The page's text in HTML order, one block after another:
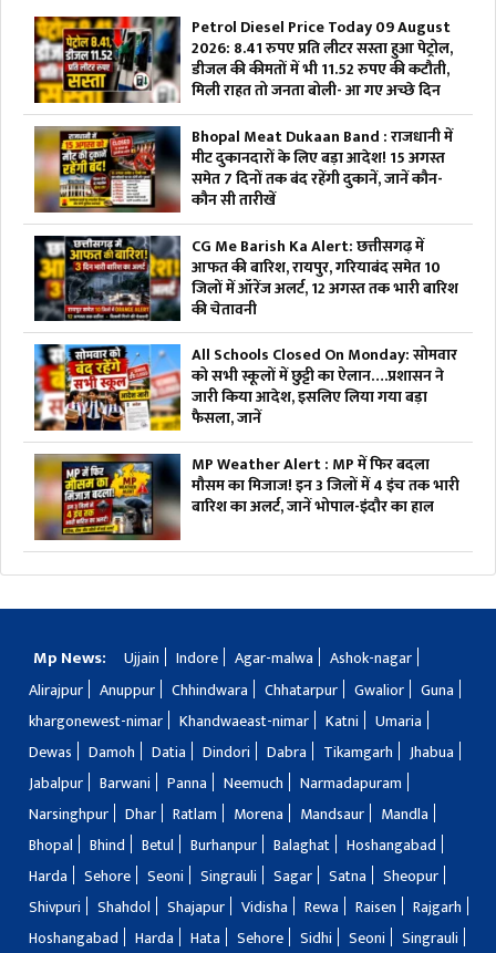
Petrol Diesel Price Today 09 August
2026: 8.41 रुपए प्रति लीटर सस्ता हुआ पेट्रोल,
डीजल की कीमतों में भी 11.52 रुपए की कटौती,
मिली राहत तो जनता बोली- आ गए अच्छे दिन
Bhopal Meat Dukaan Band : राजधानी में
मीट दुकानदारों के लिए बड़ा आदेश! 15 अगस्त
समेत 7 दिनों तक बंद रहेंगी दुकानें, जानें कौन-
कौन सी तारीखें
CG Me Barish Ka Alert: छत्तीसगढ़ में
आफत की बारिश, रायपुर, गरियाबंद समेत 10
जिलों में ऑरेंज अलर्ट, 12 अगस्त तक भारी बारिश
की चेतावनी
All Schools Closed On Monday: सोमवार
को सभी स्कूलों में छुट्टी का ऐलान….प्रशासन ने
जारी किया आदेश, इसलिए लिया गया बड़ा
फैसला, जानें
MP Weather Alert : MP में फिर बदला
मौसम का मिजाज! इन 3 जिलों में 4 इंच तक भारी
बारिश का अलर्ट, जानें भोपाल-इंदौर का हाल
Mp News: Ujjain Indore Agar-malwa
Ashok-nagar
Alirajpur
Anuppur Chhindwara Chhatarpur Gwalior
Guna
khargonewest-nimar
Khandwaeast-nimar Katni
Umaria
Dewas
Damoh Datia Dindori Dabra Tikamgarh
Jhabua
Jabalpur
Barwani Panna Neemuch
Narmadapuram
Narsinghpur
Dhar Ratlam Morena Mandsaur
Mandla
Bhopal
Bhind Betul Burhanpur Balaghat
Hoshangabad
Harda
Sehore Seoni Singrauli Sagar Satna
Sheopur
Shivpuri
Shahdol Shajapur Vidisha Rewa Raisen
Rajgarh
Hoshangabad
Harda Hata Sehore Sidhi Seoni
Singrauli